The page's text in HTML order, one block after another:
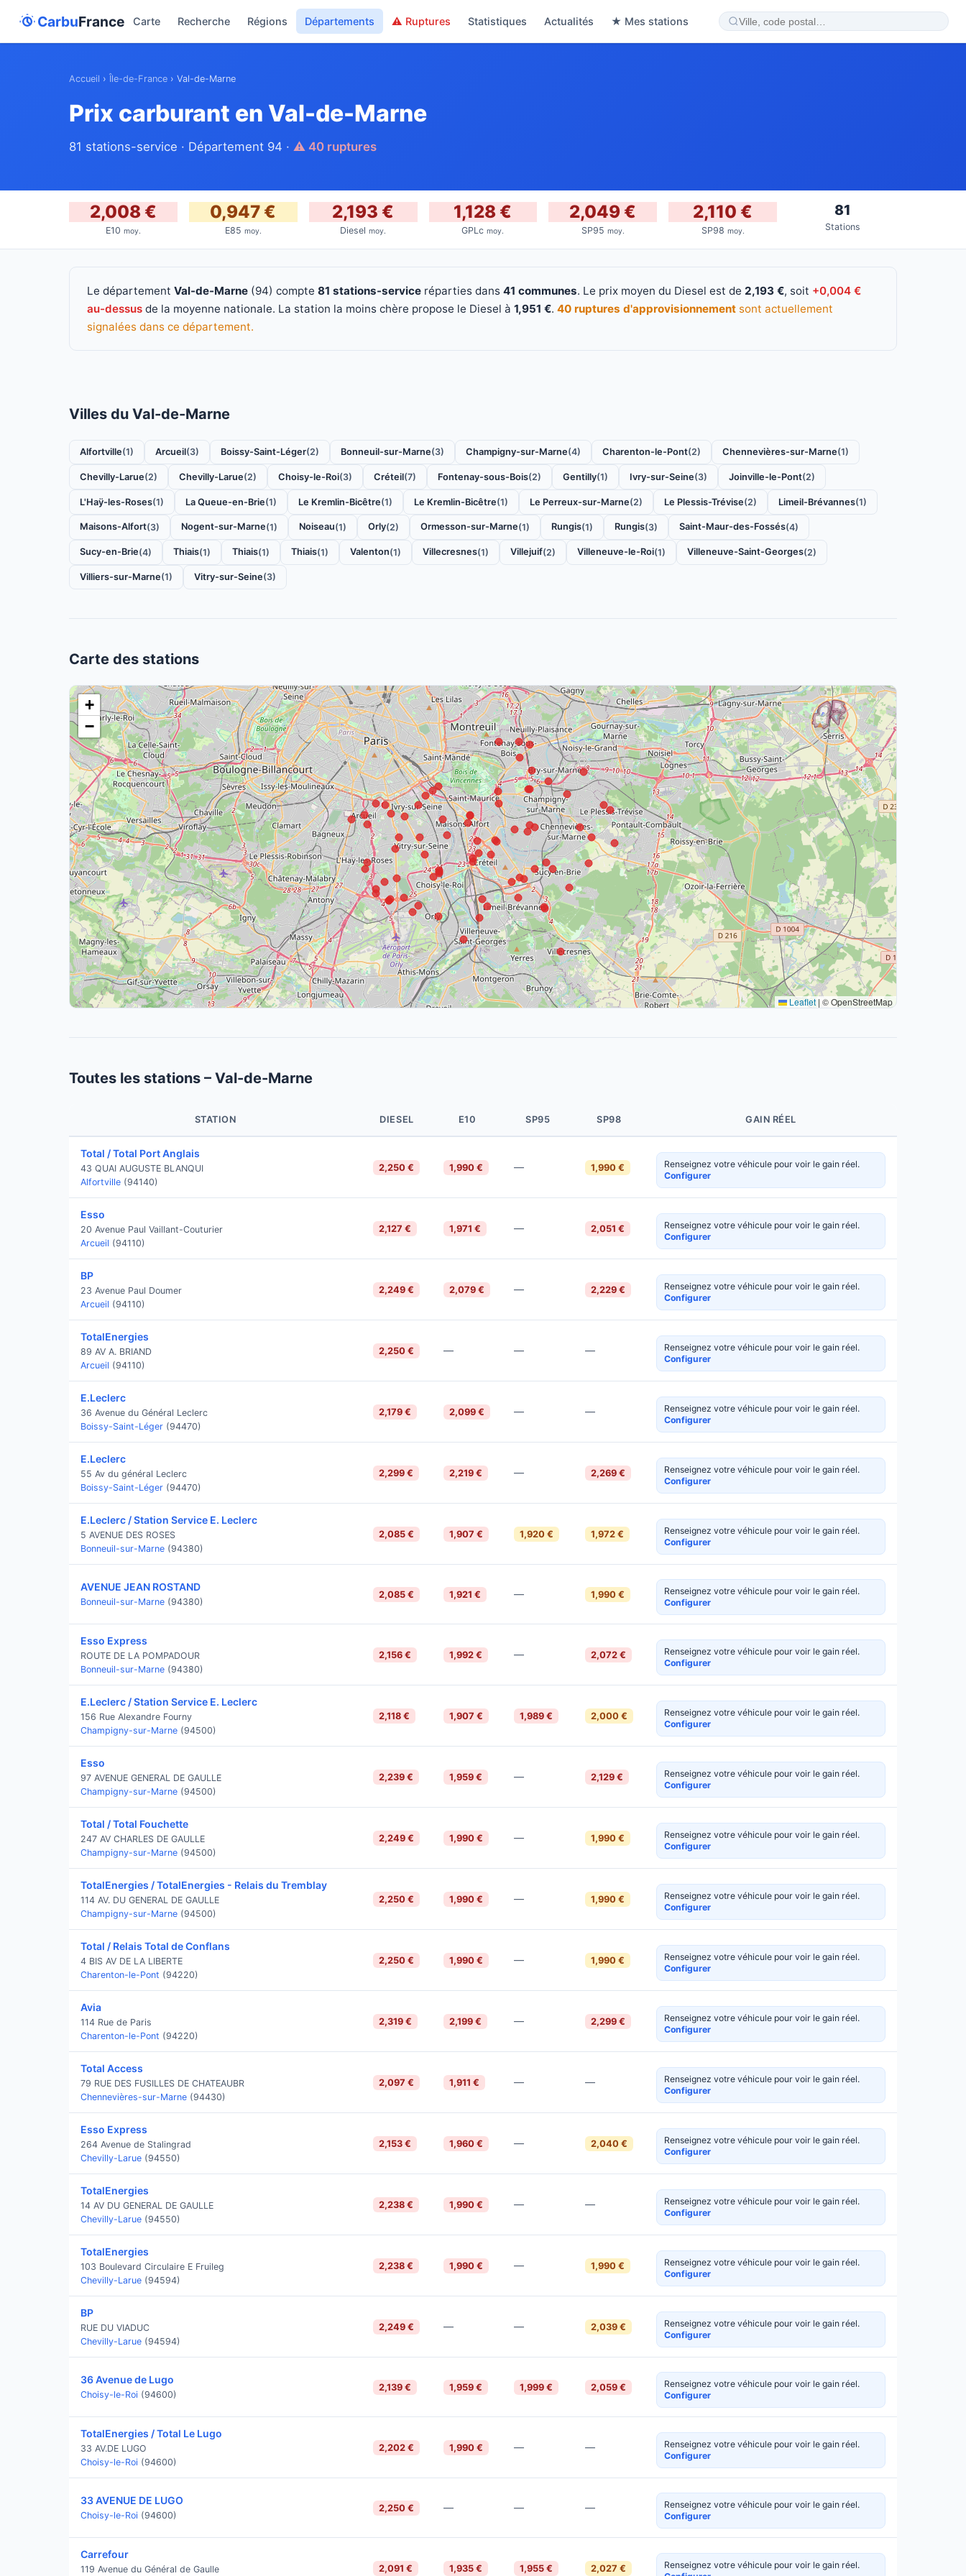
CarbuFrance Carte Recherche Régions Départements ⚠ Ruptures Statistiques Actualités ★ Mes stations
Accueil › Île-de-France › Val-de-Marne
Prix carburant en Val-de-Marne
81 stations-service · Département 94 · ⚠ 40 ruptures
2,008 €
E10 moy.
0,947 €
E85 moy.
2,193 €
Dieselmoy.
1,128 €
GPLcmoy.
2,049 €
SP95 moy.
2,110 €
SP98 moy.
81
Stations
Le département Val-de-Marne (94) compte 81 stations-service réparties dans 41 communes. Le prix moyen du Diesel est de 2,193 €, soit +0,004 €
au-dessus de la moyenne nationale. La station la moins chère propose le Diesel à 1,951 €. 40 ruptures d'approvisionnement sont actuellement
signalées dans ce département.
Villes du Val-de-Marne
Alfortville(1) Arcueil(3) Boissy-Saint-Léger(2) Bonneuil-sur-Marne(3) Champigny-sur-Marne(4) Charenton-le-Pont(2) Chennevières-sur-Marne(1)
Chevilly-Larue(2) Chevilly-Larue(2) Choisy-le-Roi(3) Créteil(7) Fontenay-sous-Bois(2) Gentilly(1) Ivry-sur-Seine(3) Joinville-le-Pont(2)
L'Haÿ-les-Roses(1) La Queue-en-Brie(1) Le Kremlin-Bicêtre(1) Le Kremlin-Bicêtre(1) Le Perreux-sur-Marne(2) Le Plessis-Trévise(2) Limeil-Brévannes(1)
Maisons-Alfort(3) Nogent-sur-Marne(1) Noiseau(1) Orly(2) Ormesson-sur-Marne(1) Rungis(1) Rungis(3) Saint-Maur-des-Fossés(4)
Sucy-en-Brie(4) Thiais(1) Thiais(1) Thiais(1) Valenton(1) Villecresnes(1) Villejuif(2) Villeneuve-le-Roi(1) Villeneuve-Saint-Georges(2)
Villiers-sur-Marne(1) Vitry-sur-Seine(3)
Carte des stations
+
−
Leaflet | © OpenStreetMap
Toutes les stations – Val-de-Marne
STATION DIESEL E10 SP95 SP98 GAIN RÉEL
Total / Total Port Anglais
43 QUAI AUGUSTE BLANQUI
Alfortville (94140)
2,250 € 1,990 € — 1,990 €
Renseignez votre véhicule pour voir le gain réel.
Configurer
Esso
20 Avenue Paul Vaillant-Couturier
Arcueil (94110)
2,127 € 1,971 € — 2,051 €
Renseignez votre véhicule pour voir le gain réel.
Configurer
BP
23 Avenue Paul Doumer
Arcueil (94110)
2,249 € 2,079 € — 2,229 €
Renseignez votre véhicule pour voir le gain réel.
Configurer
TotalEnergies
89 AV A. BRIAND
Arcueil (94110)
2,250 € — — —
Renseignez votre véhicule pour voir le gain réel.
Configurer
E.Leclerc
36 Avenue du Général Leclerc
Boissy-Saint-Léger (94470)
2,179 € 2,099 € — —
Renseignez votre véhicule pour voir le gain réel.
Configurer
E.Leclerc
55 Av du général Leclerc
Boissy-Saint-Léger (94470)
2,299 € 2,219 € — 2,269 €
Renseignez votre véhicule pour voir le gain réel.
Configurer
E.Leclerc / Station Service E. Leclerc
5 AVENUE DES ROSES
Bonneuil-sur-Marne (94380)
2,085 € 1,907 € 1,920 € 1,972 €
Renseignez votre véhicule pour voir le gain réel.
Configurer
AVENUE JEAN ROSTAND
Bonneuil-sur-Marne (94380)
2,085 € 1,921 € — 1,990 €
Renseignez votre véhicule pour voir le gain réel.
Configurer
Esso Express
ROUTE DE LA POMPADOUR
Bonneuil-sur-Marne (94380)
2,156 € 1,992 € — 2,072 €
Renseignez votre véhicule pour voir le gain réel.
Configurer
E.Leclerc / Station Service E. Leclerc
156 Rue Alexandre Fourny
Champigny-sur-Marne (94500)
2,118 € 1,907 € 1,989 € 2,000 €
Renseignez votre véhicule pour voir le gain réel.
Configurer
Esso
97 AVENUE GENERAL DE GAULLE
Champigny-sur-Marne (94500)
2,239 € 1,959 € — 2,129 €
Renseignez votre véhicule pour voir le gain réel.
Configurer
Total / Total Fouchette
247 AV CHARLES DE GAULLE
Champigny-sur-Marne (94500)
2,249 € 1,990 € — 1,990 €
Renseignez votre véhicule pour voir le gain réel.
Configurer
TotalEnergies / TotalEnergies - Relais du Tremblay
114 AV. DU GENERAL DE GAULLE
Champigny-sur-Marne (94500)
2,250 € 1,990 € — 1,990 €
Renseignez votre véhicule pour voir le gain réel.
Configurer
Total / Relais Total de Conflans
4 BIS AV DE LA LIBERTE
Charenton-le-Pont (94220)
2,250 € 1,990 € — 1,990 €
Renseignez votre véhicule pour voir le gain réel.
Configurer
Avia
114 Rue de Paris
Charenton-le-Pont (94220)
2,319 € 2,199 € — 2,299 €
Renseignez votre véhicule pour voir le gain réel.
Configurer
Total Access
79 RUE DES FUSILLES DE CHATEAUBR
Chennevières-sur-Marne (94430)
2,097 € 1,911 € — —
Renseignez votre véhicule pour voir le gain réel.
Configurer
Esso Express
264 Avenue de Stalingrad
Chevilly-Larue (94550)
2,153 € 1,960 € — 2,040 €
Renseignez votre véhicule pour voir le gain réel.
Configurer
TotalEnergies
14 AV DU GENERAL DE GAULLE
Chevilly-Larue (94550)
2,238 € 1,990 € — —
Renseignez votre véhicule pour voir le gain réel.
Configurer
TotalEnergies
103 Boulevard Circulaire E Fruileg
Chevilly-Larue (94594)
2,238 € 1,990 € — 1,990 €
Renseignez votre véhicule pour voir le gain réel.
Configurer
BP
RUE DU VIADUC
Chevilly-Larue (94594)
2,249 € — — 2,039 €
Renseignez votre véhicule pour voir le gain réel.
Configurer
36 Avenue de Lugo
Choisy-le-Roi (94600)
2,139 € 1,959 € 1,999 € 2,059 €
Renseignez votre véhicule pour voir le gain réel.
Configurer
TotalEnergies / Total Le Lugo
33 AV.DE LUGO
Choisy-le-Roi (94600)
2,202 € 1,990 € — —
Renseignez votre véhicule pour voir le gain réel.
Configurer
33 AVENUE DE LUGO
Choisy-le-Roi (94600)
2,250 € — — —
Renseignez votre véhicule pour voir le gain réel.
Configurer
Carrefour
119 Avenue du Général de Gaulle 2,091 € 1,935 € 1,955 € 2,027 €
Renseignez votre véhicule pour voir le gain réel.